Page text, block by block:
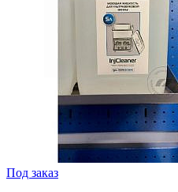
Под заказ